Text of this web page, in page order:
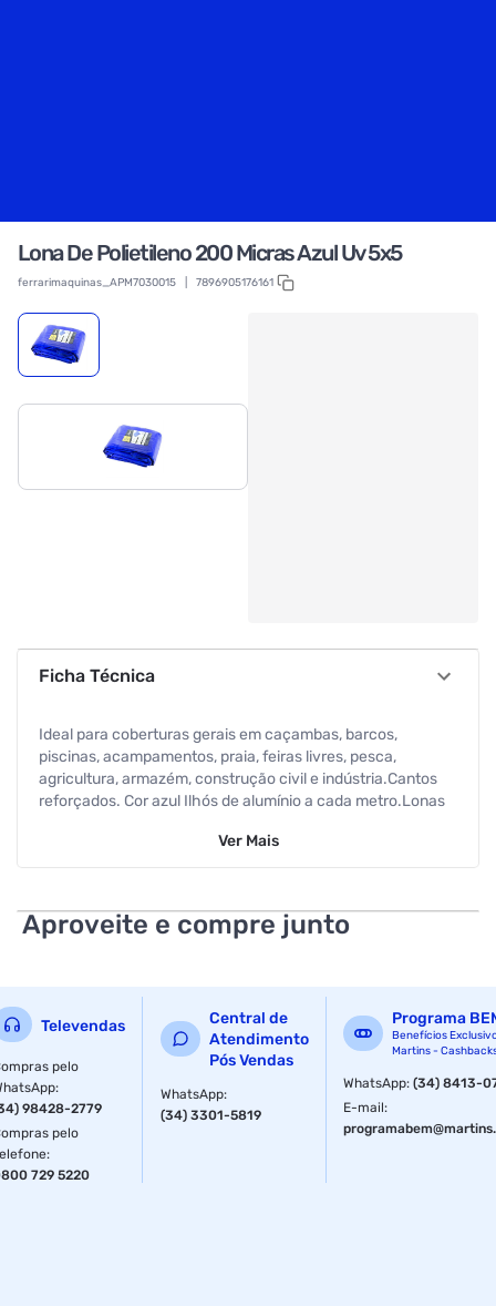
Lona De Polietileno 200 Micras Azul Uv 5x5
ferrarimaquinas_APM7030015 7896905176161
Ficha Técnica
Ideal para coberturas gerais em caçambas, barcos,
piscinas, acampamentos, praia, feiras livres, pesca,
agricultura, armazém, construção civil e indústria.Cantos
reforçados. Cor azul Ilhós de alumínio a cada metro.Lonas
com proteção UV Cor: Azul Micras: 200 (espessura
Ver Mais
Aproveite e compre junto
Televendas
pelo
:
98428-2779
pelo
:
729 5220
Central de
Atendimento
Pós Vendas
WhatsApp:
(34) 3301-5819
Programa
Benefícios
Martins -
WhatsApp:(34) 8413-
E-mail: